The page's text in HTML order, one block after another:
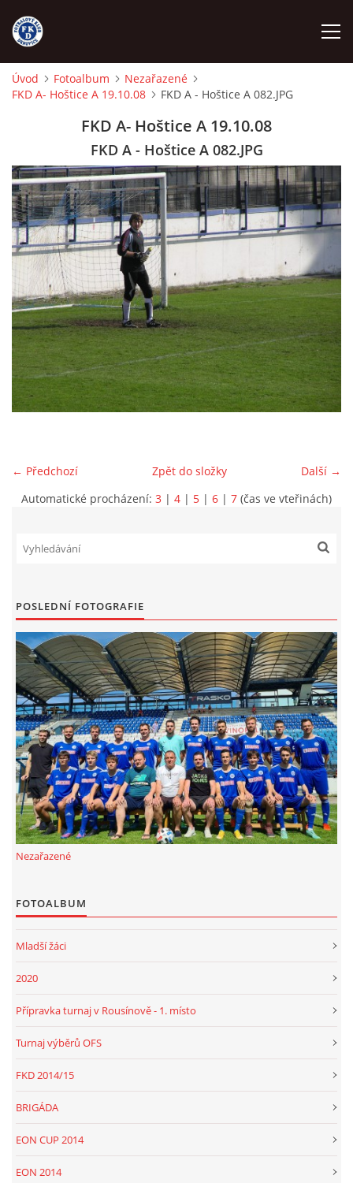
ÚVOD
FKD A
FKD B
STARŠÍ DOROST
STARŠÍ ŽÁCI
MLADŠÍ ŽÁCI
STARŠÍ PŘÍPRAVKA R 2012 + 2013
ARCHÍV
DOTACE
FKD, z.s.
Drnovice 704
68304 Drnovice
ičo 27005305
č.ú. 3227086359 / 0800
© 2026 eStránky.cz |RSS
Úvod Fotoalbum
Nezařazené
FKD A- Hoštice A 19.10.08
FKD A - Hoštice A 082.JPG
FKD A- Hoštice A 19.10.08
FKD A - Hoštice A 082.JPG
← Předchozí Další →
Zpět do složky
Automatické procházení: 3 | 4 | 5 | 6 | 7 (čas ve vteřinách)
POSLEDNÍ FOTOGRAFIE
Nezařazené
FOTOALBUM
Mladší žáci
2020
Přípravka turnaj v Rousínově - 1. místo
Turnaj výběrů OFS
FKD 2014/15
BRIGÁDA
EON CUP 2014
EON 2014